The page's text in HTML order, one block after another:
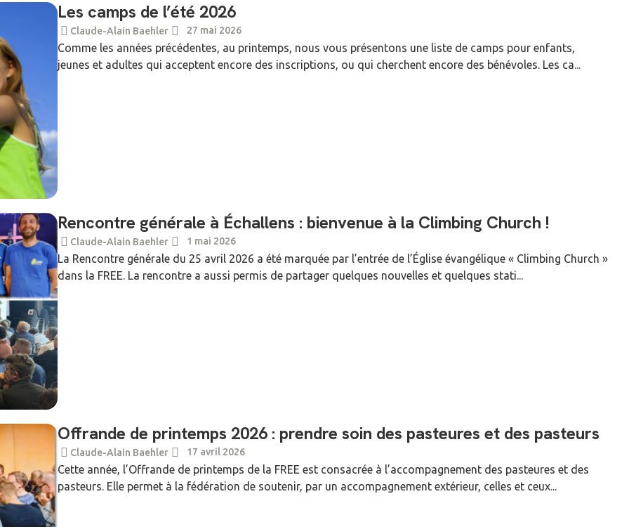
Les camps de l’été 2026
Claude-Alain Baehler 27 mai 2026
Comme les années précédentes, au printemps, nous vous présentons une liste de camps pour enfants,
jeunes et adultes qui acceptent encore des inscriptions, ou qui cherchent encore des bénévoles. Les ca...
Rencontre générale à Échallens : bienvenue à la Climbing Church !
Claude-Alain Baehler 1 mai 2026
La Rencontre générale du 25 avril 2026 a été marquée par l’entrée de l’Église évangélique « Climbing Church »
dans la FREE. La rencontre a aussi permis de partager quelques nouvelles et quelques stati...
Offrande de printemps 2026 : prendre soin des pasteures et des pasteurs
Claude-Alain Baehler 17 avril 2026
Cette année, l’Offrande de printemps de la FREE est consacrée à l’accompagnement des pasteures et des
pasteurs. Elle permet à la fédération de soutenir, par un accompagnement extérieur, celles et ceux...